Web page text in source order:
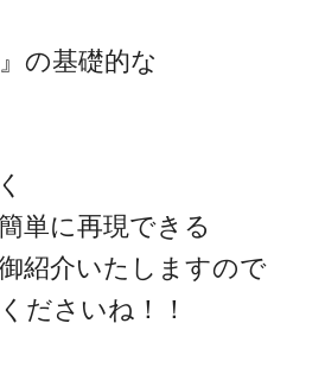
の基礎的な
単に再現できる
紹介いたしますので
ださいね！！